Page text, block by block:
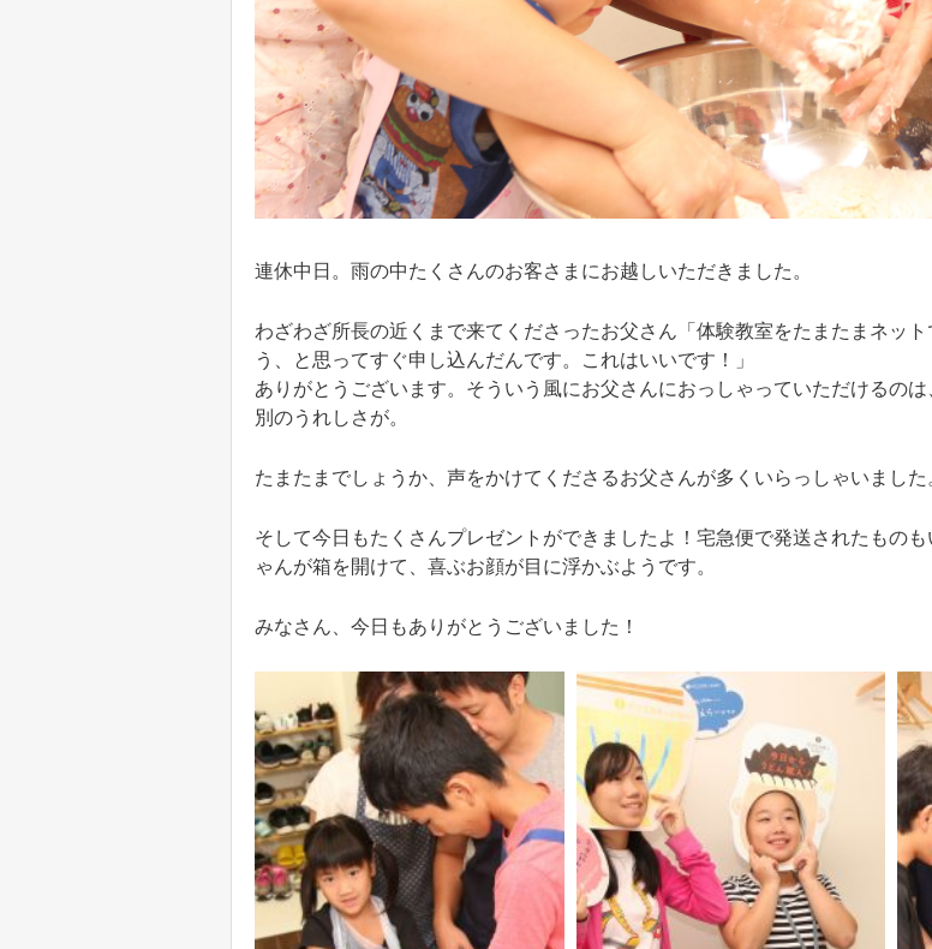
連休中日。雨の中たくさんのお客さまにお越しいただきました。
わざわざ所長の近くまで来てくださったお父さん「体験教室をたまたまネッ
う、と思ってすぐ申し込んだんです。これはいいです！」
ありがとうございます。そういう風にお父さんにおっしゃっていただけるの
別のうれしさが。
たまたまでしょうか、声をかけてくださるお父さんが多くいらっしゃいまし
そして今日もたくさんプレゼントができましたよ！宅急便で発送されたもの
ゃんが箱を開けて、喜ぶお顔が目に浮かぶようです。
みなさん、今日もありがとうございました！